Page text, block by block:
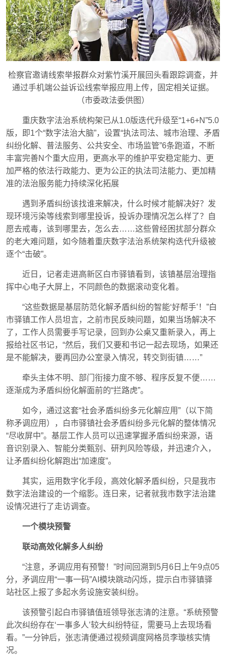
检察官邀请线索举报群众对紫竹溪开展回头看跟踪调查，并
通过手机端公益诉讼线索举报应用上传，固定相关证据。
（市委政法委供图）
重庆数字法治系统构架已从1.0版迭代升级至“1+6+N”5.0
版，即1个“数字法治大脑”，设置“执法司法、城市治理、矛盾
纠纷化解、普法服务、公共安全、市场监管”6条跑道，不断
丰富完善N个重大应用，更高水平的维护平安稳定能力、更
加严格的依法行政能力、更为公正的执法司法能力、更加精
准的法治服务能力持续深化拓展
遇到矛盾纠纷该找谁来解决，什么时候才能解决好？发
现环境污染等线索到哪里投诉，投诉办理情况怎么样了？自
愿去戒毒，该到哪里去，怎么去……这些曾经困扰部分群众
的老大难问题，如今随着重庆数字法治系统架构迭代升级被
逐个“击破”。
近日，记者走进高新区白市驿镇看到，该镇基层治理指
挥中心电子大屏上，不同颜色的数据滚动变化着。
“这些数据是基层防范化解矛盾纠纷的智能‘好帮手’！”白
市驿镇工作人员坦言，之前市民反映问题，如果当场解决不
了，工作人员需要手写记录，回到办公桌又重新录入，再上
报给社区书记，“然后，我们又要和书记一起去现场，如果还
是不能解决，要再回办公室录入情况，转交到街镇……”
牵头主体不明、部门衔接力度不够、程序反复不便……
逐渐成为矛盾纠纷化解面前的“拦路虎”。
如今，通过这套“社会矛盾纠纷多元化解应用”（以下简
称矛调应用），白市驿镇社会矛盾纠纷多元化解的整体情况
“尽收屏中”。基层工作人员可以迅速掌握矛盾纠纷来源，语
音识别录入、智能分类甄别、研判风险等级，并迅速介入，
让矛盾纠纷化解跑出“加速度”。
其实，运用数字化手段，高效化解矛盾纠纷，只是我市
数字法治建设的一个缩影。连日来，记者就我市数字法治建
设情况进行了走访调查。
一个模块预警
联动高效化解多人纠纷
“注意，矛调应用有预警！”时间回溯到5月6日上午9点05
分，矛调应用“一事一码”AI模块跳动闪烁，提示白市驿镇驿
站社区上报了多起水务设施安装纠纷。
该预警引起白市驿镇值班领导张志清的注意。“系统预警
此次纠纷存在‘一事多人’较大纠纷特征，需要马上去现场看
看。”一分钟后，张志清便通过视频调度网格员李璇核实情
况。